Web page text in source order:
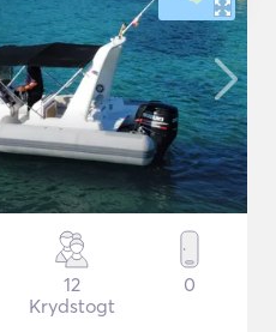
12
Krydstogt
0